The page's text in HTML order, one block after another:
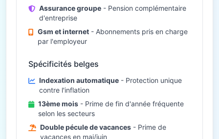
Assurance groupe - Pension complémentaire
d'entreprise
Gsm et internet - Abonnements pris en charge
par l'employeur
Spécificités belges
Indexation automatique - Protection unique
contre l'inflation
13ème mois - Prime de fin d'année fréquente
selon les secteurs
Double pécule de vacances - Prime de
vacances en mai/juin